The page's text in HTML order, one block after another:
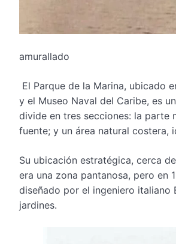
amurallado
El Parque de la Marina, ubicado
y el Museo Naval del Caribe, es
divide en tres secciones: la parte
fuente; y un área natural costera,
Su ubicación estratégica, cerca
era una zona pantanosa, pero en
diseñado por el ingeniero italiano
jardines.